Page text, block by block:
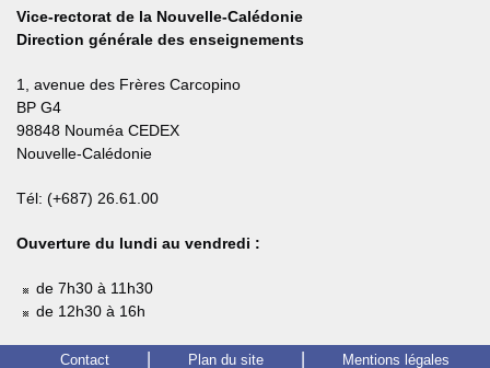
Vice-rectorat de la Nouvelle-Calédonie
Direction générale des enseignements
1, avenue des Frères Carcopino
BP G4
98848 Nouméa CEDEX
Nouvelle-Calédonie
Tél: (+687) 26.61.00
Ouverture du lundi au vendredi :
de 7h30 à 11h30
de 12h30 à 16h
Contact Plan du site Mentions légales